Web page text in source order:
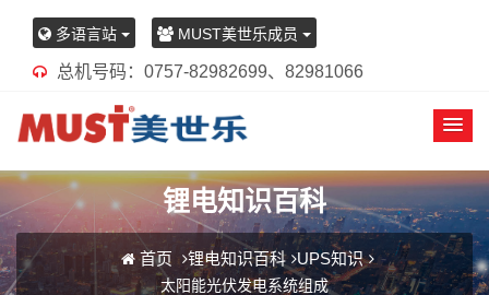
多语言站 MUST美世乐成员
总机号码：0757-82982699、82981066
锂电知识百科
首页 锂电知识百科 UPS知识
太阳能光伏发电系统组成